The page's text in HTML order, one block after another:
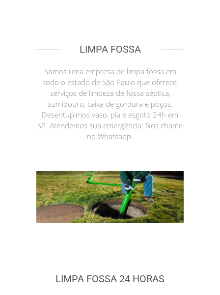
LIMPA FOSSA
Somos uma empresa de limpa fossa em
todo o estado de São Paulo que oferece
serviços de limpeza de fossa séptica,
sumidouro, caixa de gordura e poços.
Desentupimos vaso, pia e esgoto 24h em
SP. Atendemos sua emergência! Nos chame
no Whatsapp.
LIMPA FOSSA 24 HORAS